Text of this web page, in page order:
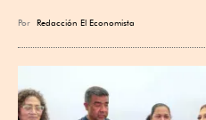
Por Redacción El Economista